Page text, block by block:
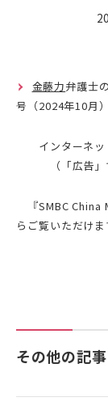
金藤力弁護士
号（2024年10月
インターネッ
（「広告」で
『SMBC China
らご覧いただけま
その他の記事